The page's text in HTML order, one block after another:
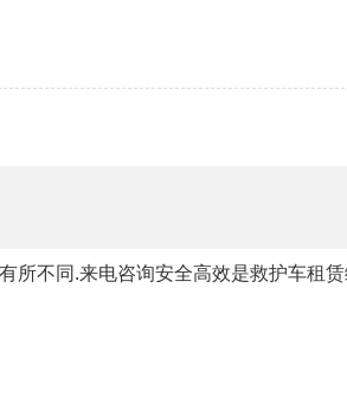
不同.来电咨询安全高效是救护车租